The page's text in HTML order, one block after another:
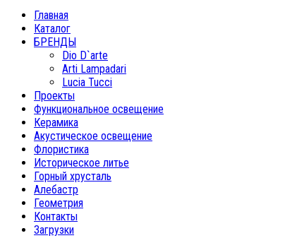
Главная
Каталог
БРЕНДЫ
Dio D`arte
Arti Lampadari
Lucia Tucci
Проекты
Функциональное освещение
Керамика
Акустическое освещение
Флористика
Историческое литье
Горный хрусталь
Алебастр
Геометрия
Контакты
Загрузки